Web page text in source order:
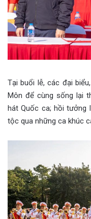
Tại buổi lễ, các đại
Môn để cùng sống lại
hát Quốc ca; hồi tưởng
tộc qua những ca khúc